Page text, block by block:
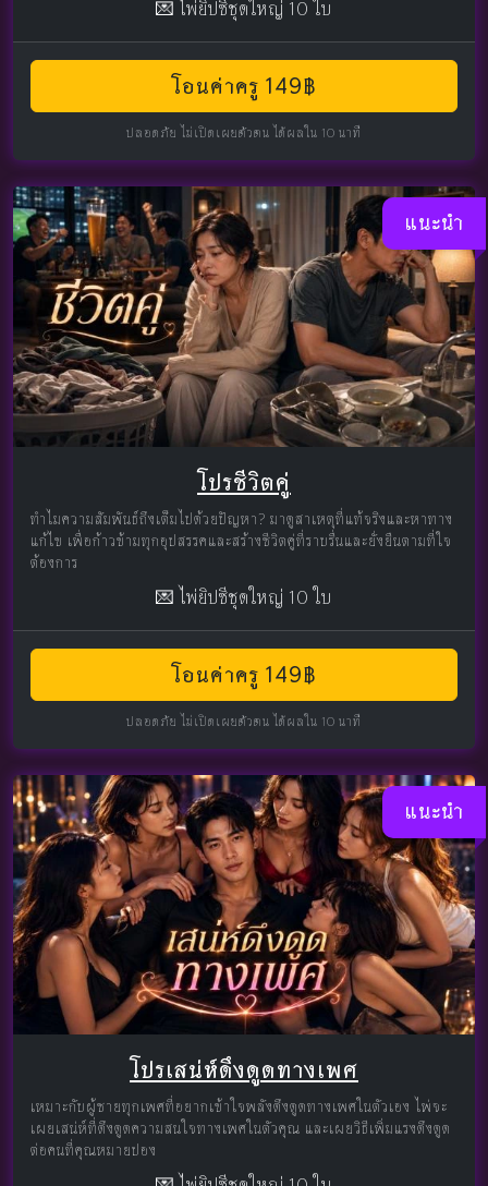
💌 ไพ่ยิปซีชุดใหญ่ 10 ใบ
โอนค่าครู 149฿
ปลอดภัย ไม่เปิดเผยตัวตน ได้ผลใน 10 นาที
แนะนำ
โปรชีวิตคู่
ทำไมความสัมพันธ์ถึงเต็มไปด้วยปัญหา? มาดูสาเหตุที่แท้จริงและหาทาง
แก้ไข เพื่อก้าวข้ามทุกอุปสรรคและสร้างชีวิตคู่ที่ราบรื่นและยั่งยืนตามที่ใจ
ต้องการ
💌 ไพ่ยิปซีชุดใหญ่ 10 ใบ
โอนค่าครู 149฿
ปลอดภัย ไม่เปิดเผยตัวตน ได้ผลใน 10 นาที
แนะนำ
โปรเสน่ห์ดึงดูดทางเพศ
เหมาะกับผู้ชายทุกเพศที่อยากเข้าใจพลังดึงดูดทางเพศในตัวเอง ไพ่จะ
เผยเสน่ห์ที่ดึงดูดความสนใจทางเพศในตัวคุณ และเผยวิธีเพิ่มแรงดึงดูด
ต่อคนที่คุณหมายปอง